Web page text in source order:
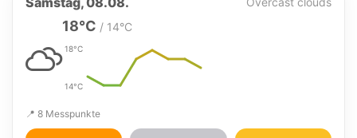
18°C / 14°C
18°C
14°C
📍 8 Messpunkte